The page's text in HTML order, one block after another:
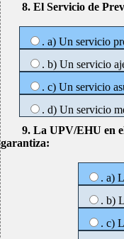
8. El Servicio de
. a) Un servicio
. b) Un servicio
. c) Un servicio
. d) Un servicio
9. La UPV/EHU en
garantiza:
. a)
. b)
. c)